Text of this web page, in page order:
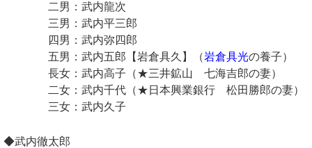
二男：武内龍次
三男：武内平三郎
四男：武内弥四郎
五男：武内五郎【岩倉具久】（岩倉具光の養子）
長女：武内高子（★三井鉱山 七海吉郎の妻）
二女：武内千代（★日本興業銀行 松田勝郎の妻）
三女：武内久子
◆武内徹太郎